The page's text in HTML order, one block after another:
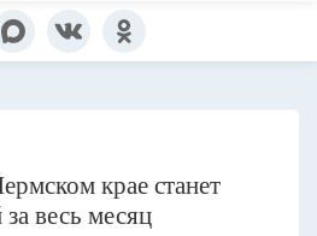
крае станет
весь месяц